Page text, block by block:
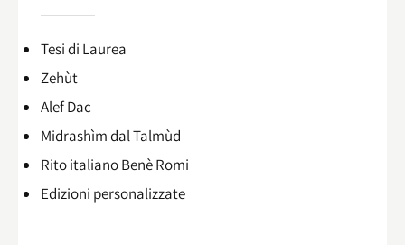
Tesi di Laurea
Zehùt
Alef Dac
Midrashìm dal Talmùd
Rito italiano Benè Romi​
Edizioni personalizzate